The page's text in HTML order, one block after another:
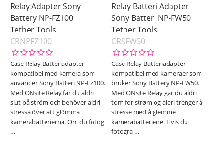
Relay Adapter Sony
Battery NP-FZ100
Tether Tools
CRNPFZ100
Case Relay Batteriadapter
kompatibel med kamera som
använder Sony Batteri NP-FZ100.
Med ONsite Relay får du aldri
slut på ström och behöver aldri
stressa över att glömma
kamerabatterierna. Om du fotog
…
Relay Batteri Adapter
Sony Batteri NP-FW50
Tether Tools
CRSFW50
Case Relay Batteriadapter
kompatibel med kameraer som
bruker Sony Battery NP-FW50.
Med ONsite Relay går du aldri
tom for strøm og aldri trenger å
stresse med å glemme
kamerabatteriene. Hvis du
fotogra …